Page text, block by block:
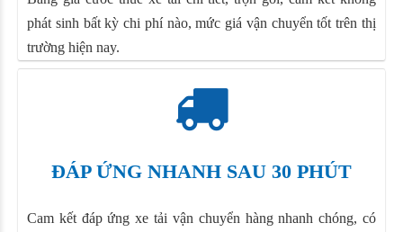
phát sinh bất kỳ chi phí nào, mức giá vận chuyển tốt trên thị
trường hiện nay.
ĐÁP ỨNG NHANH SAU 30 PHÚT
Cam kết đáp ứng xe tải vận chuyển hàng nhanh chóng, có